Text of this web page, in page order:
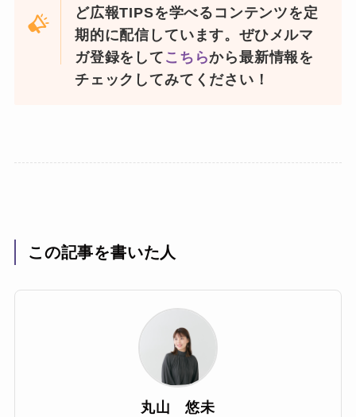
ど広報TIPSを学べるコンテンツを定
期的に配信しています。ぜひメルマ
ガ登録をして こちらから最新情報を
チェックしてみてください！
この記事を書いた人
丸山 悠未